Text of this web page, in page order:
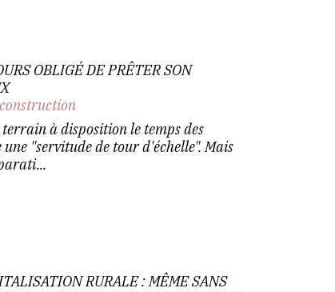
OBLIGÉ DE PRÊTER SON
à disposition le temps des
"servitude de tour d'échelle". Mais
RURALE : MÊME SANS